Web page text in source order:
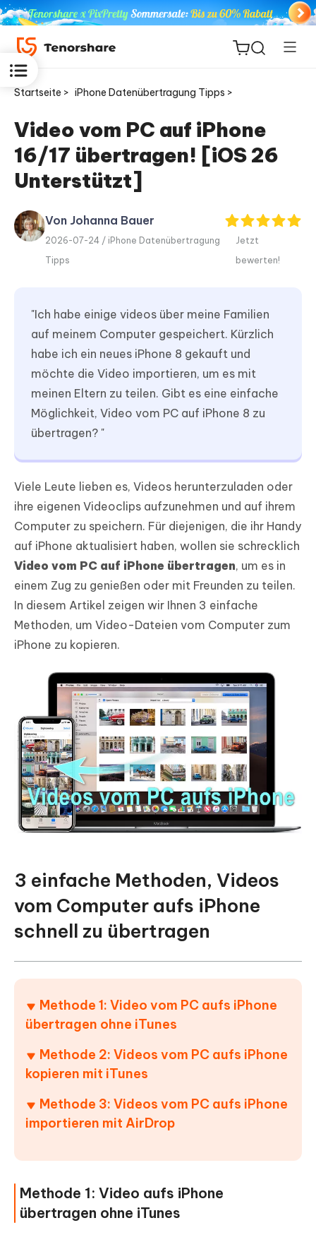
ReiBoot
for iOS
PDNob
PDF
Editor
Neu
Startseite > iPhone Datenübertragung Tipps >
Video vom PC auf iPhone
16/17 übertragen! [iOS 26
Unterstützt]
Von Johanna Bauer
2026-07-24 / iPhone Datenübertragung
Tipps
Jetzt
bewerten!
"Ich habe einige videos über meine Familien
auf meinem Computer gespeichert. Kürzlich
habe ich ein neues iPhone 8 gekauft und
möchte die Video importieren, um es mit
meinen Eltern zu teilen. Gibt es eine einfache
Möglichkeit, Video vom PC auf iPhone 8 zu
übertragen? "
Viele Leute lieben es, Videos herunterzuladen oder
ihre eigenen Videoclips aufzunehmen und auf ihrem
Computer zu speichern. Für diejenigen, die ihr Handy
auf iPhone aktualisiert haben, wollen sie schrecklich
Video vom PC auf iPhone übertragen, um es in
einem Zug zu genießen oder mit Freunden zu teilen.
In diesem Artikel zeigen wir Ihnen 3 einfache
Methoden, um Video-Dateien vom Computer zum
iPhone zu kopieren.
3 einfache Methoden, Videos
vom Computer aufs iPhone
schnell zu übertragen
Methode 1: Video vom PC aufs iPhone
übertragen ohne iTunes
Methode 2: Videos vom PC aufs iPhone
kopieren mit iTunes
Methode 3: Videos vom PC aufs iPhone
importieren mit AirDrop
Methode 1: Video aufs iPhone
übertragen ohne iTunes